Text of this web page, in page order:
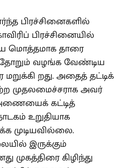
பிரச்சினைகளில்
பிரச்சினையில்
மொத்தமாக தாரை
தோறும் வழங்க வேண்டிய
றது. அதைத் தட்டிக்
முதலமைச்சராக அவர்
அணையைக் கட்டித்
உறுதியாக
முடியவில்லை.
இருக்கும்
முகத்திரை கிழிந்து